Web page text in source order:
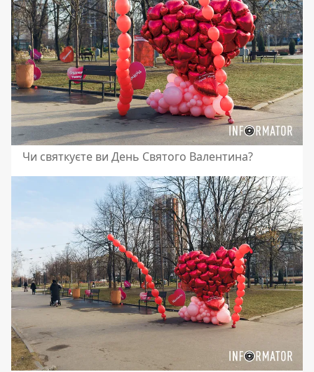
Чи святкуєте ви День Святого Валентина?